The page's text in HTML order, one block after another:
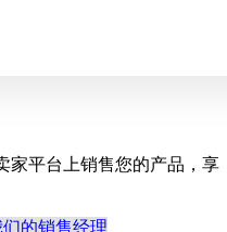
家平台上销售您的产品，享
的销售经理